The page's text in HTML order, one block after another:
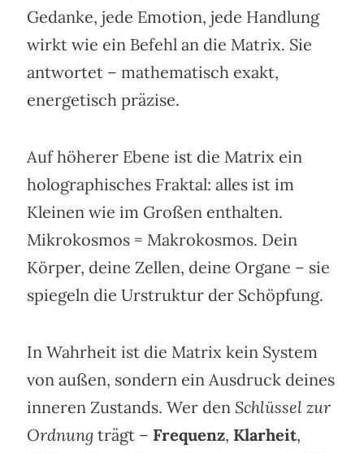
Gedanke, jede Emotion, jede Handlung
wirkt wie ein Befehl an die Matrix. Sie
antwortet – mathematisch exakt,
energetisch präzise.
Auf höherer Ebene ist die Matrix ein
holographisches Fraktal: alles ist im
Kleinen wie im Großen enthalten.
Mikrokosmos = Makrokosmos. Dein
Körper, deine Zellen, deine Organe – sie
spiegeln die Urstruktur der Schöpfung.
In Wahrheit ist die Matrix kein System
von außen, sondern ein Ausdruck deines
inneren Zustands. Wer den Schlüssel zur
Ordnung trägt – Frequenz, Klarheit,